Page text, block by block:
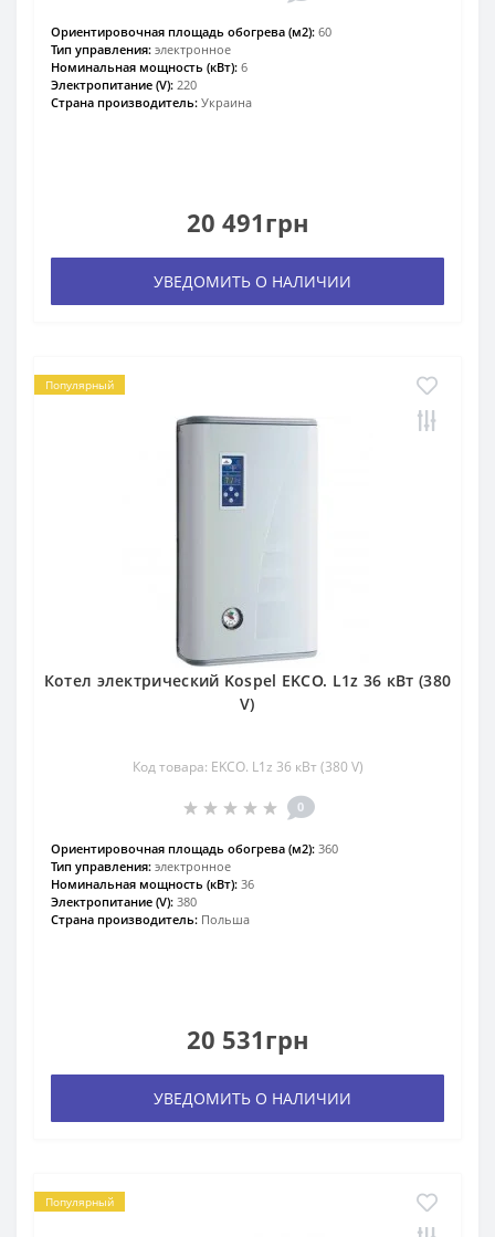
Ориентировочная площадь обогрева (м2): 60
Тип управления: электронное
Номинальная мощность (кВт): 6
Электропитание (V): 220
Страна производитель: Украина
20 491грн
УВЕДОМИТЬ О НАЛИЧИИ
Популярный
Котел электрический Kospel EKCO. L1z 36 кВт (380
V)
Код товара: EKCO. L1z 36 кВт (380 V)
0
Ориентировочная площадь обогрева (м2): 360
Тип управления: электронное
Номинальная мощность (кВт): 36
Электропитание (V): 380
Страна производитель: Польша
20 531грн
УВЕДОМИТЬ О НАЛИЧИИ
Популярный